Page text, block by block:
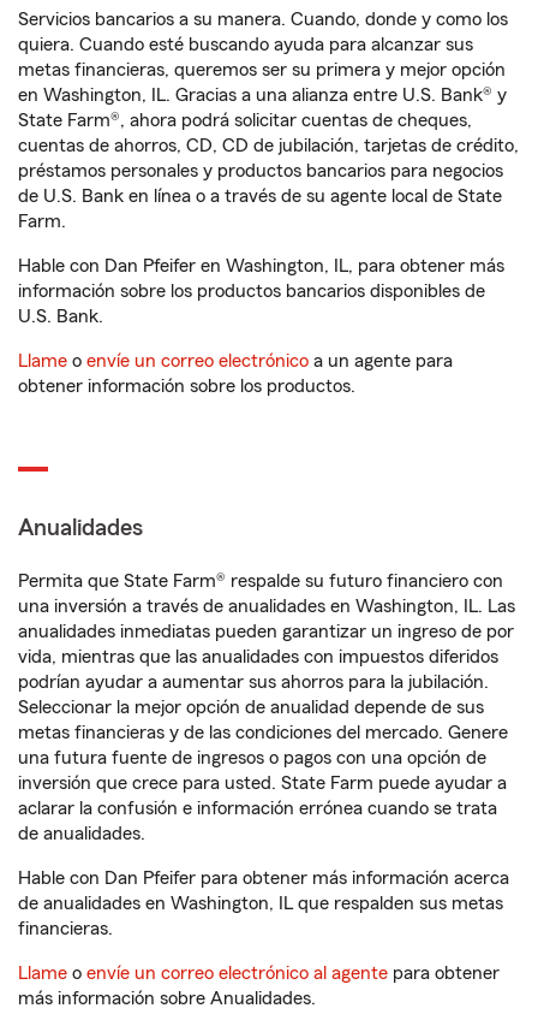
Servicios bancarios a su manera. Cuando, donde y como los
quiera. Cuando esté buscando ayuda para alcanzar sus
metas financieras, queremos ser su primera y mejor opción
en Washington, IL. Gracias a una alianza entre U.S. Bank® y
State Farm®, ahora podrá solicitar cuentas de cheques,
cuentas de ahorros, CD, CD de jubilación, tarjetas de crédito,
préstamos personales y productos bancarios para negocios
de U.S. Bank en línea o a través de su agente local de State
Farm.
Hable con Dan Pfeifer en Washington, IL, para obtener más
información sobre los productos bancarios disponibles de
U.S. Bank.
Llame o envíe un correo electrónico a un agente para
obtener información sobre los productos.
Anualidades
Permita que State Farm® respalde su futuro financiero con
una inversión a través de anualidades en Washington, IL. Las
anualidades inmediatas pueden garantizar un ingreso de por
vida, mientras que las anualidades con impuestos diferidos
podrían ayudar a aumentar sus ahorros para la jubilación.
Seleccionar la mejor opción de anualidad depende de sus
metas financieras y de las condiciones del mercado. Genere
una futura fuente de ingresos o pagos con una opción de
inversión que crece para usted. State Farm puede ayudar a
aclarar la confusión e información errónea cuando se trata
de anualidades.
Hable con Dan Pfeifer para obtener más información acerca
de anualidades en Washington, IL que respalden sus metas
financieras.
Llame o envíe un correo electrónico al agente para obtener
más información sobre Anualidades.